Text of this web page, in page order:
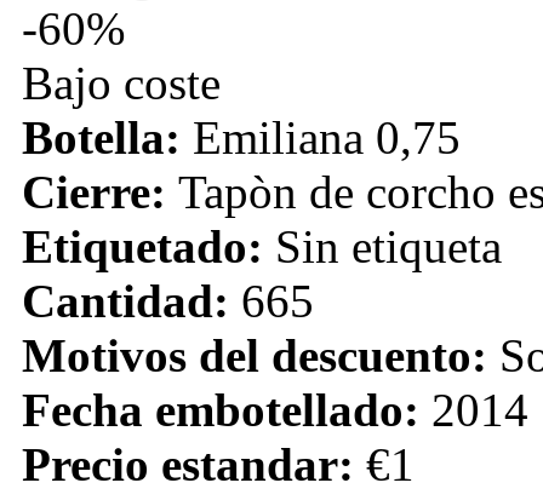
-60%
Bajo coste
Botella: Emiliana 0,75
Cierre: Tapòn de corcho
Etiquetado: Sin etiqueta
Cantidad: 665
Motivos del descuento:
Fecha embotellado: 2014
Precio estandar: €1